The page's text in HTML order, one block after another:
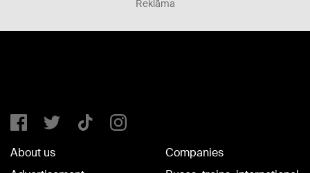
Reklāma
About us
Companies